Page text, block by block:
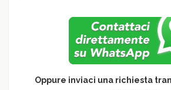
Oppure inviaci una richiesta